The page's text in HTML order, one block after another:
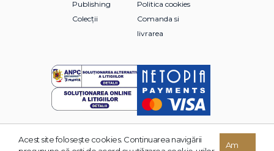
Publishing
Colecții
Politica cookies
Comanda si
livrarea
© 2026 Grupul Editorial TREI. Toate drepturile rezervate.
Acest site foloseşte cookies. Continuarea navigării
Am